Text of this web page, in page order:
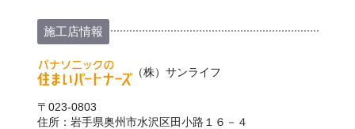
施工店情報
（株）サンライフ
〒023-0803
住所：岩手県奥州市水沢区田小路１６－４